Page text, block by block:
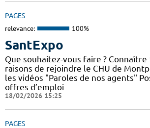
PAGES
relevance: 100%
SantExpo
Que souhaitez-vous faire ? Connaître
raisons de rejoindre le CHU de
les vidéos "Paroles de nos agents"
offres d’emploi
18/02/2026 15:25
PAGES